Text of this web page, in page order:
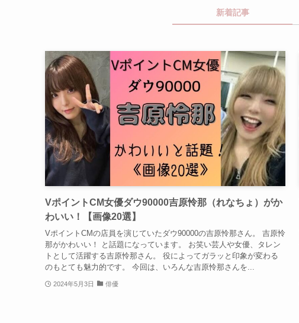
新着記事
VポイントCM女優ダウ90000吉原怜那（れなちょ）がか
わいい！【画像20選】
VポイントCMの店員を演じていたダウ90000の吉原怜那さん。 吉原怜
那がかわいい！ と話題になっています。 お笑い芸人や女優、タレン
トとして活躍する吉原怜那さん。 役によってガラッと印象が変わる
のもとても魅力的です。 今回は、いろんな吉原怜那さんを...
2024年5月3日 俳優